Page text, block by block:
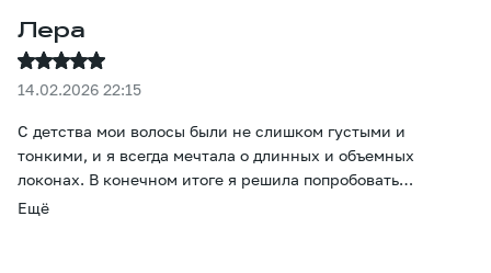
Лера
14.02.2026 22:15
С детства мои волосы были не слишком густыми и
тонкими, и я всегда мечтала о длинных и объемных
локонах. В конечном итоге я решила попробовать
наращивание. Больше всего меня беспокоил вопрос цвета,
Ещё